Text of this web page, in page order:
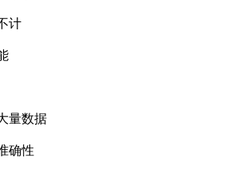
计
量数据
确性